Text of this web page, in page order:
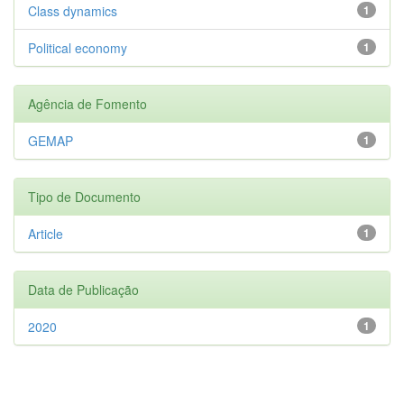
1
Class dynamics
1
Political economy
Agência de Fomento
1
GEMAP
Tipo de Documento
1
Article
Data de Publicação
1
2020